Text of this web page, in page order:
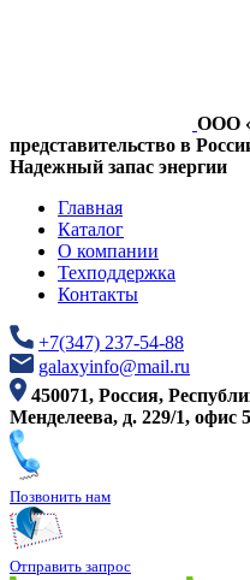
ООО
представительство в
Надежный запас энергии
Главная
Каталог
О компании
Техподдержка
Контакты
+7(347) 237-54-88
galaxyinfo@mail.ru
450071, Россия,
Менделеева, д. 229/1, офис 5
Позвонить нам
Отправить запрос